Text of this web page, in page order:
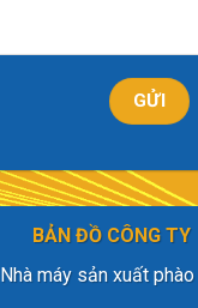
BẢN ĐỒ CÔNG TY
Nhà máy sản xuất